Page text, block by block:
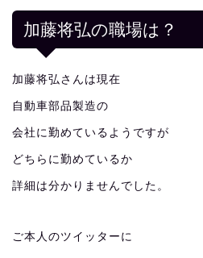
加藤将弘の職場は？
加藤将弘さんは現在
自動車部品製造の
会社に勤めているようですが
どちらに勤めているか
詳細は分かりませんでした。
ご本人のツイッターに